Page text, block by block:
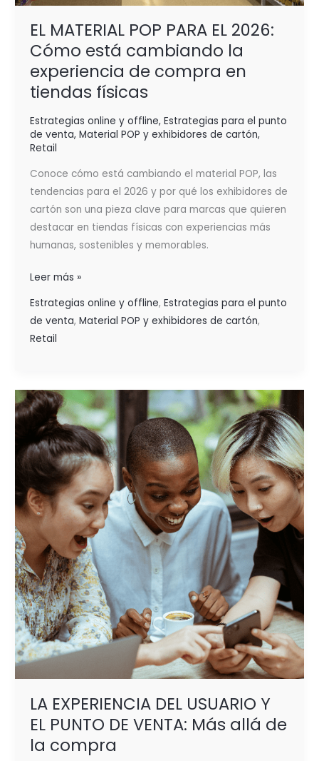
EL MATERIAL POP PARA EL 2026:
Cómo está cambiando la
experiencia de compra en
tiendas físicas
Estrategias online y offline, Estrategias para el punto
de venta, Material POP y exhibidores de cartón,
Retail
Conoce cómo está cambiando el material POP, las
tendencias para el 2026 y por qué los exhibidores de
cartón son una pieza clave para marcas que quieren
destacar en tiendas físicas con experiencias más
humanas, sostenibles y memorables.
Leer más »
Estrategias online y offline, Estrategias para el punto
de venta, Material POP y exhibidores de cartón,
Retail
LA EXPERIENCIA DEL USUARIO Y
EL PUNTO DE VENTA: Más allá de
la compra
LA
EXPERIENCIA
DEL
USUARIO
Y
EL
PUNTO
DE
VENTA:
Más
allá
de
la
compra